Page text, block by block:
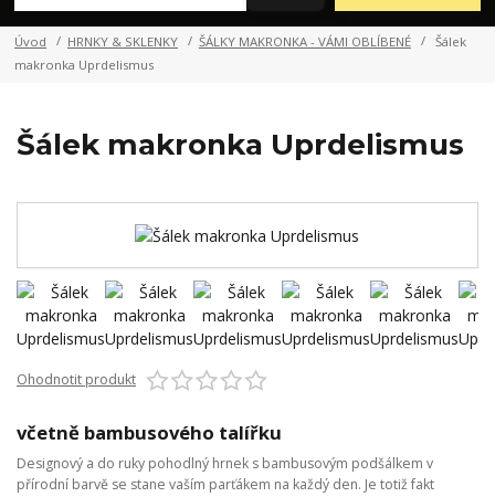
Úvod HRNKY & SKLENKY ŠÁLKY MAKRONKA - VÁMI OBLÍBENÉ
Šálek
makronka Uprdelismus
Šálek makronka Uprdelismus
Ohodnotit produkt
včetně bambusového talířku
Designový a do ruky pohodlný hrnek s bambusovým podšálkem v
přírodní barvě se stane vaším parťákem na každý den. Je totiž fakt